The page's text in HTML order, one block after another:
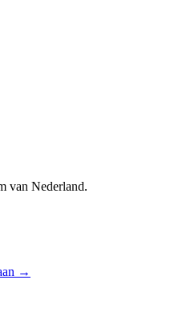
van Nederland.
→